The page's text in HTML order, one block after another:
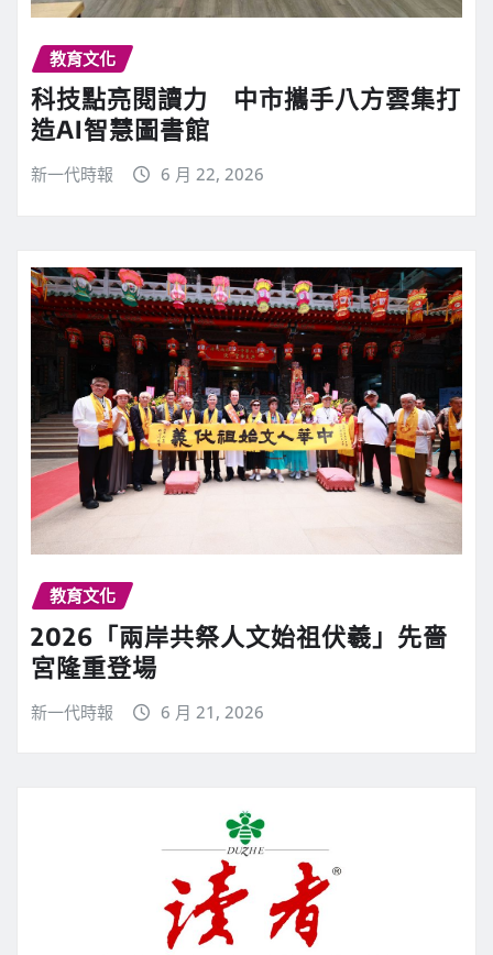
教育文化
科技點亮閱讀力 中市攜手八方雲集打
造AI智慧圖書館
新一代時報 6 月 22, 2026
教育文化
2026「兩岸共祭人文始祖伏羲」先嗇
宮隆重登場
新一代時報 6 月 21, 2026